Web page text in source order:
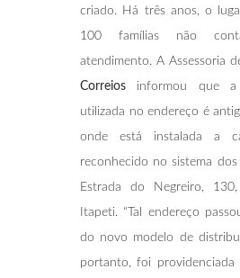
criado. Há três anos, o
100 famílias não
atendimento. A Assessoria
Correios informou que a
utilizada no endereço é
onde está instalada a
reconhecido no sistema
Estrada do Negreiro,
Itapeti. “Tal endereço
do novo modelo de
portanto, foi providenciada